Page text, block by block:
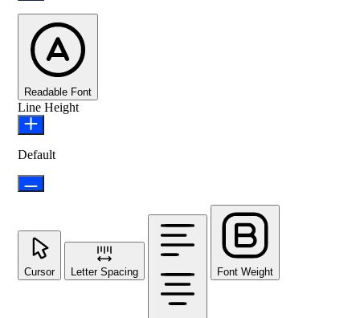
Readable Font
Line Height
Default
Cursor Letter Spacing Font Weight